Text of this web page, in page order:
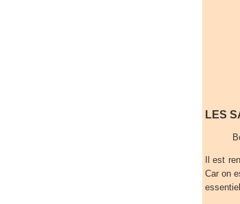
LES
Il est
Car on